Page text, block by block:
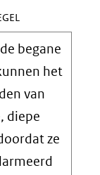
begane
het
van
diepe
ze